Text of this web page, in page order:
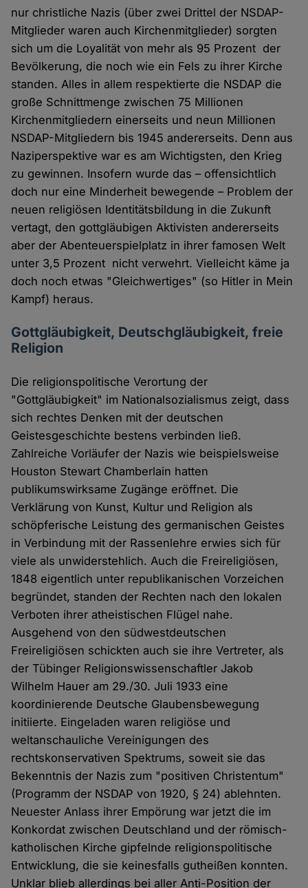
nur christliche Nazis (über zwei Drittel der NSDAP-
Mitglieder waren auch Kirchenmitglieder) sorgten
sich um die Loyalität von mehr als 95 Prozent der
Bevölkerung, die noch wie ein Fels zu ihrer Kirche
standen. Alles in allem respektierte die NSDAP die
große Schnittmenge zwischen 75 Millionen
Kirchenmitgliedern einerseits und neun Millionen
NSDAP-Mitgliedern bis 1945 andererseits. Denn aus
Naziperspektive war es am Wichtigsten, den Krieg
zu gewinnen. Insofern wurde das – offensichtlich
doch nur eine Minderheit bewegende – Problem der
neuen religiösen Identitätsbildung in die Zukunft
vertagt, den gottgläubigen Aktivisten andererseits
aber der Abenteuerspielplatz in ihrer famosen Welt
unter 3,5 Prozent nicht verwehrt. Vielleicht käme ja
doch noch etwas "Gleichwertiges" (so Hitler in Mein
Kampf) heraus.
Gottgläubigkeit, Deutschgläubigkeit, freie
Religion
Die religionspolitische Verortung der
"Gottgläubigkeit" im Nationalsozialismus zeigt, dass
sich rechtes Denken mit der deutschen
Geistesgeschichte bestens verbinden ließ.
Zahlreiche Vorläufer der Nazis wie beispielsweise
Houston Stewart Chamberlain hatten
publikumswirksame Zugänge eröffnet. Die
Verklärung von Kunst, Kultur und Religion als
schöpferische Leistung des germanischen Geistes
in Verbindung mit der Rassenlehre erwies sich für
viele als unwiderstehlich. Auch die Freireligiösen,
1848 eigentlich unter republikanischen Vorzeichen
begründet, standen der Rechten nach den lokalen
Verboten ihrer atheistischen Flügel nahe.
Ausgehend von den südwestdeutschen
Freireligiösen schickten auch sie ihre Vertreter, als
der Tübinger Religionswissenschaftler Jakob
Wilhelm Hauer am 29./30. Juli 1933 eine
koordinierende Deutsche Glaubensbewegung
initiierte. Eingeladen waren religiöse und
weltanschauliche Vereinigungen des
rechtskonservativen Spektrums, soweit sie das
Bekenntnis der Nazis zum "positiven Christentum"
(Programm der NSDAP von 1920, § 24) ablehnten.
Neuester Anlass ihrer Empörung war jetzt die im
Konkordat zwischen Deutschland und der römisch-
katholischen Kirche gipfelnde religionspolitische
Entwicklung, die sie keinesfalls gutheißen konnten.
Unklar blieb allerdings bei aller Anti-Position der